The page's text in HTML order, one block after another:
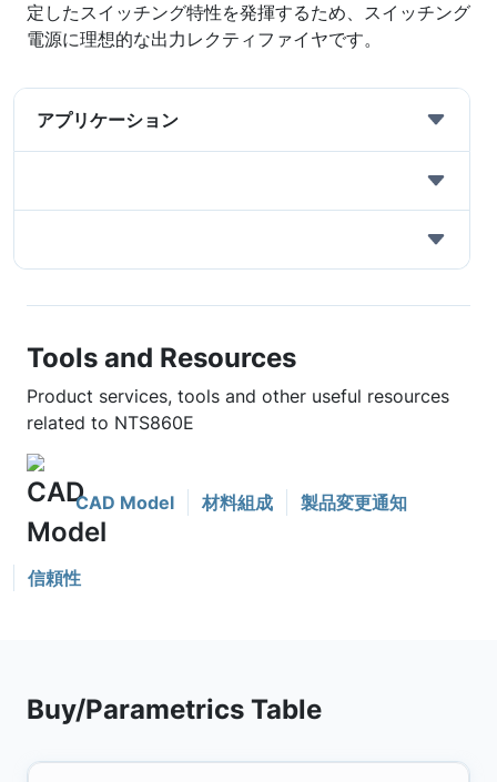
定したスイッチング特性を発揮するため、スイッチング
電源に理想的な出力レクティファイヤです。
アプリケーション
Tools and Resources
Product services, tools and other useful resources
related to NTS860E
CAD Model 材料組成 製品変更通知
信頼性
Buy/Parametrics Table